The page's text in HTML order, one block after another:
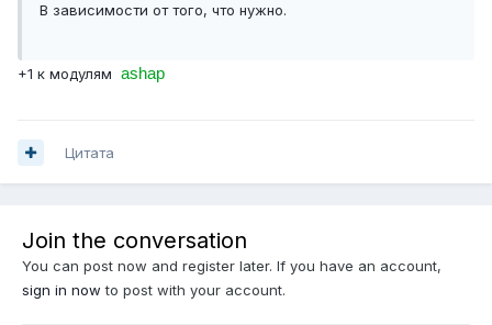
В зависимости от того, что нужно.
+1 к модулям ashap
Цитата
Join the conversation
You can post now and register later. If you have an account,
sign in now to post with your account.